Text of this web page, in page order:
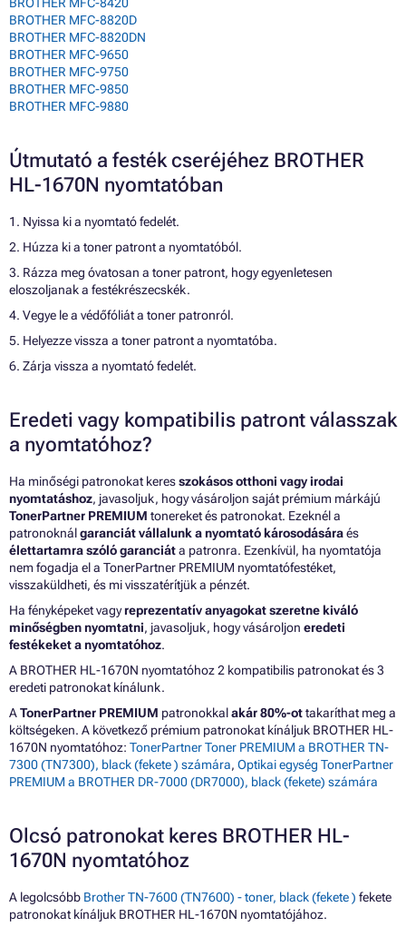
BROTHER MFC-8820D
BROTHER MFC-8820DN
BROTHER MFC-9650
BROTHER MFC-9750
BROTHER MFC-9850
BROTHER MFC-9880
Útmutató a festék cseréjéhez BROTHER
HL-1670N nyomtatóban
1. Nyissa ki a nyomtató fedelét.
2. Húzza ki a toner patront a nyomtatóból.
3. Rázza meg óvatosan a toner patront, hogy egyenletesen
eloszoljanak a festékrészecskék.
4. Vegye le a védőfóliát a toner patronról.
5. Helyezze vissza a toner patront a nyomtatóba.
6. Zárja vissza a nyomtató fedelét.
Eredeti vagy kompatibilis patront válasszak
a nyomtatóhoz?
Ha minőségi patronokat keresszokásos otthoni vagy irodai
nyomtatáshoz, javasoljuk, hogy vásároljon saját prémium márkájú
TonerPartner PREMIUM tonereket és patronokat. Ezeknél a
patronoknálgaranciát vállalunk a nyomtató károsodásáraés
élettartamra szóló garanciáta patronra. Ezenkívül, ha nyomtatója
nem fogadja el a TonerPartner PREMIUM nyomtatófestéket,
visszaküldheti, és mi visszatérítjük a pénzét.
Ha fényképeket vagyreprezentatív anyagokat szeretne kiváló
minőségben nyomtatni, javasoljuk, hogy vásároljon eredeti
festékeket a nyomtatóhoz.
A BROTHER HL-1670N nyomtatóhoz 2 kompatibilis patronokat és 3
eredeti patronokat kínálunk.
ATonerPartner PREMIUM patronokkalakár 80%-ottakaríthat meg a
költségeken. A következő prémium patronokat kínáljuk BROTHER HL-
1670N nyomtatóhoz: TonerPartner Toner PREMIUM a BROTHER TN-
7300 (TN7300), black (fekete ) számára, Optikai egység TonerPartner
PREMIUM a BROTHER DR-7000 (DR7000), black (fekete) számára
Olcsó patronokat keres BROTHER HL-
1670N nyomtatóhoz
A legolcsóbb Brother TN-7600 (TN7600) - toner, black (fekete ) fekete
patronokat kínáljuk BROTHER HL-1670N nyomtatójához.